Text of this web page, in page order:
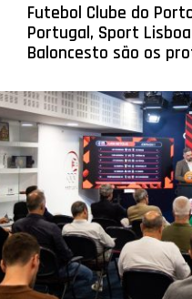
Futebol Clube do
Portugal, Sport
Baloncesto são os